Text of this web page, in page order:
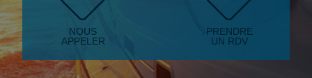
NOUS
APPELER
PRENDRE
UN RDV